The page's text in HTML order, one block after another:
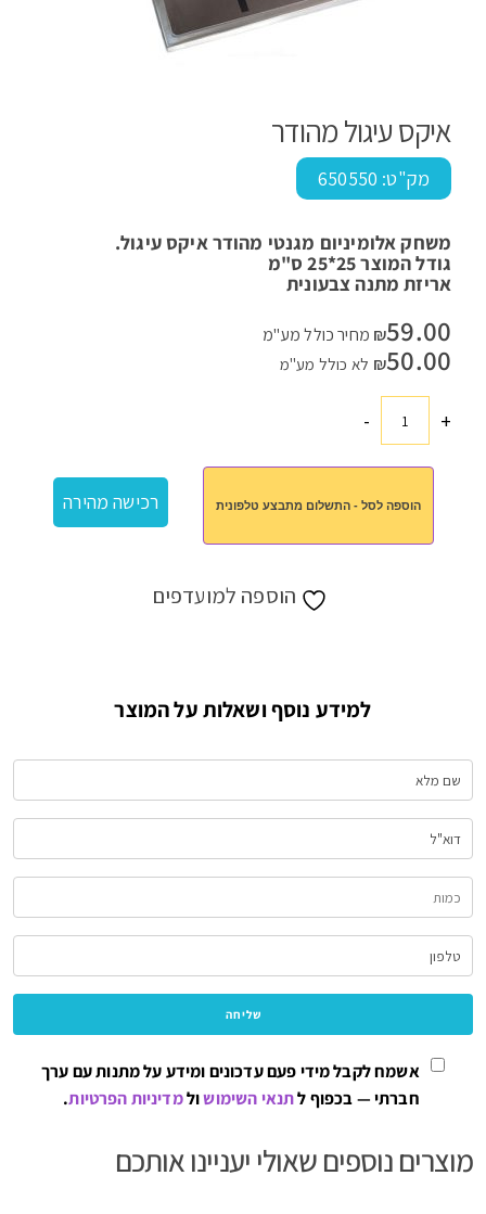
איקס עיגול מהודר
מק"ט: 650550
משחק אלומיניום מגנטי מהודר איקס עיגול.
גודל המוצר 25*25 ס"מ
אריזת מתנה צבעונית
₪59.00
מחיר כולל מע"מ
₪50.00 לא כולל מע"מ
+כמות
עיגול
מהודר
-
הוספה לסל - התשלום מתבצע טלפונית רכישה מהירה
הוספה למועדפים
למידע נוסף ושאלות על המוצר
אשמח לקבל מידי פעם עדכונים ומידע על מתנות עם ערך
חברתי — בכפוף לתנאי השימושולמדיניות הפרטיות.
מוצרים נוספים שאולי יעניינו אותכם